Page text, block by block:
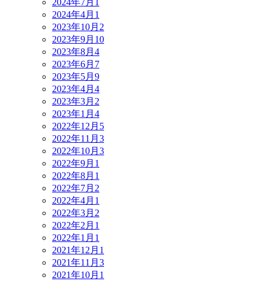
2024年4月 1
2023年10月 2
2023年9月 10
2023年8月 4
2023年6月 7
2023年5月 9
2023年4月 4
2023年3月 2
2023年1月 4
2022年12月 5
2022年11月 3
2022年10月 3
2022年9月 1
2022年8月 1
2022年7月 2
2022年4月 1
2022年3月 2
2022年2月 1
2022年1月 1
2021年12月 1
2021年11月 3
2021年10月 1